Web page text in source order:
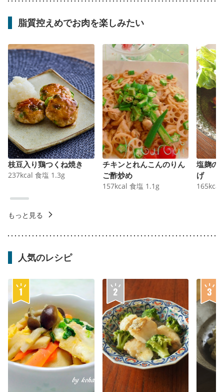
脂質控えめでお肉を楽しみたい
枝豆入り鶏つくね焼き
237kcal 食塩 1.3g
チキンとれんこんのりん
ご酢炒め
157kcal 食塩 1.1 g
塩麹の
げ
165kcal
もっと見る
人気のレシピ